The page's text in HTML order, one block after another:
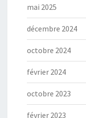
mai 2025
décembre 2024
octobre 2024
février 2024
octobre 2023
février 2023